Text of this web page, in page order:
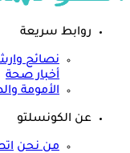
روابط سريعة
نصائح
أخبار صحة
الأمومة
عن الكونسلتو
من نحن